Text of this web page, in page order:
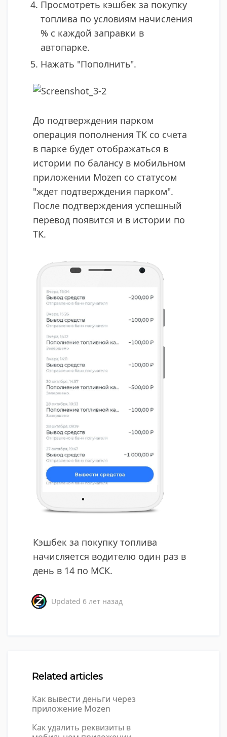
Просмотреть кэшбек за покупку
топлива по условиям начисления
% с каждой заправки в
автопарке.
Нажать "Пополнить".
До подтверждения парком
операция пополнения ТК со счета
в парке будет отображаться в
истории по балансу в мобильном
приложении Mozen со статусом
"ждет подтверждения парком".
После подтверждения успешный
перевод появится и в истории по
ТК.
Кэшбек за покупку топлива
начисляется водителю один раз в
день в 14 по МСК.
Updated 6 лет назад
Related articles
Как вывести деньги через
приложение Mozen
Как удалить реквизиты в